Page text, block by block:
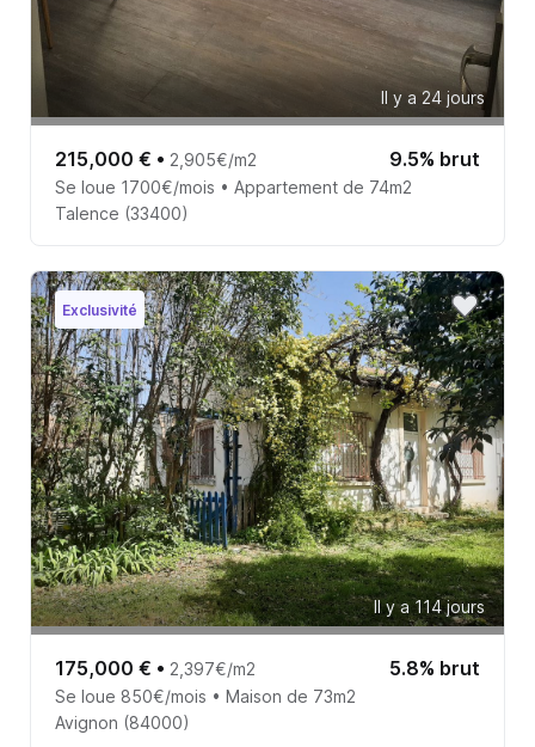
Il y a 24 jours
215,000 € • 2,905€/m2 9.5% brut
Se loue 1700€/mois • Appartement de 74m2
Talence (33400)
Exclusivité
Il y a 114 jours
175,000 € • 2,397€/m2 5.8% brut
Se loue 850€/mois • Maison de 73m2
Avignon (84000)